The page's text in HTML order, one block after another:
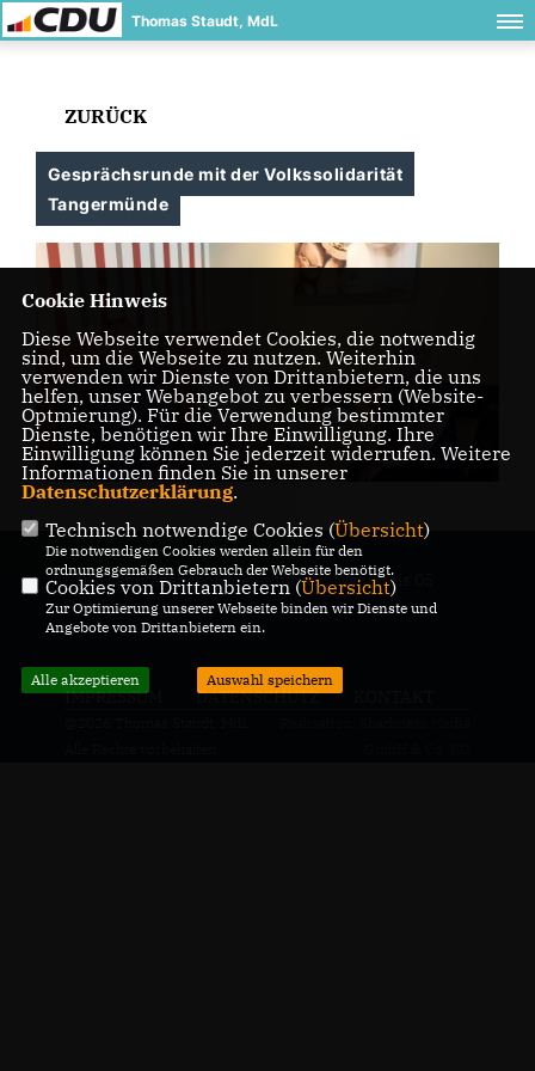
Thomas Staudt, MdL
ZURÜCK
Gesprächsrunde mit der Volkssolidarität
Tangermünde
CDU-Landtagabgeordneter für den Wahlkreis 05
Genthin
IMPRESSUM DATENSCHUTZ
Cookie Hinweis
Diese Webseite verwendet Cookies, die notwendig
sind, um die Webseite zu nutzen. Weiterhin
verwenden wir Dienste von Drittanbietern, die uns
helfen, unser Webangebot zu verbessern (Website-
Optmierung). Für die Verwendung bestimmter
Dienste, benötigen wir Ihre Einwilligung. Ihre
Einwilligung können Sie jederzeit widerrufen. Weitere
Informationen finden Sie in unserer
Datenschutzerklärung.
Technisch notwendige Cookies (Übersicht)
Die notwendigen Cookies werden allein für den
ordnungsgemäßen Gebrauch der Webseite benötigt.
Cookies von Drittanbietern (Übersicht)
Zur Optimierung unserer Webseite binden wir Dienste und
Angebote von Drittanbietern ein.
Alle akzeptieren Auswahl speichern